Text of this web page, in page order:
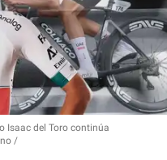
Isaac del Toro continúa